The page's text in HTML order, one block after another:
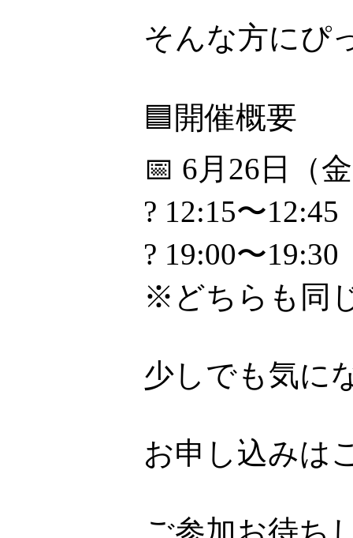
そんな方にぴ
🟦開催概要
📅 6月26日（
? 12:15〜12:45
? 19:00〜19:30
※どちらも同
少しでも気に
お申し込みは